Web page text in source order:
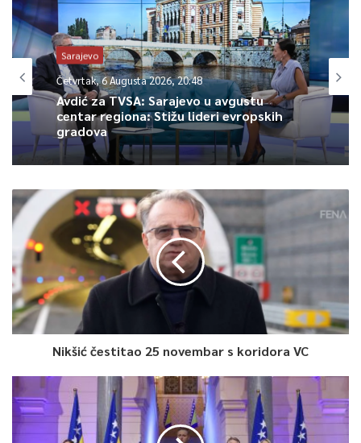
Sarajevo
Četvrtak, 6 Augusta 2026, 20:48
Avdić za TVSA: Sarajevo u avgustu
centar regiona: Stižu lideri evropskih
gradova
Nikšić čestitao 25 novembar s koridora VC